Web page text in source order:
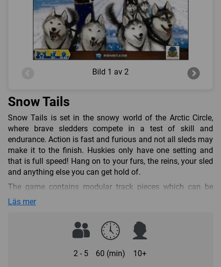
Bild 1 av 2
Snow Tails
Snow Tails is set in the snowy world of the Arctic Circle,
where brave sledders compete in a test of skill and
endurance. Action is fast and furious and not all sleds may
make it to the finish. Huskies only have one setting and
that is full speed! Hang on to your furs, the reins, your sled
and anything else you can get hold of.
The game contains modular track pieces which can be
fitted together to form different courses. Players have their
sled mat. Movement is rarely in a straight line as the sled
may drift left or right. Losing control or speeding into a
corner results in Dent cards being acquired which will limit
a player's hand size.
Läs mer
2 - 5 60 (min) 10+